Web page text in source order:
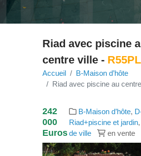
Riad avec piscine
centre ville - R55PL
Accueil
B-Maison d’hôte
Riad avec piscine au
242
000
Euros
B-Maison d’hôte,
Riad+piscine et jardin,
de ville
en vente